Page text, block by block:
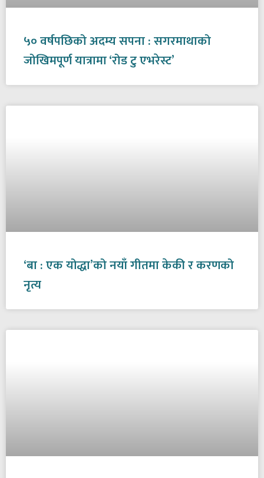
५० वर्षपछिको अदम्य सपना : सगरमाथाको
जोखिमपूर्ण यात्रामा ‘रोड टु एभरेस्ट’
‘बा : एक योद्धा’को नयाँ गीतमा केकी र करणको
नृत्य